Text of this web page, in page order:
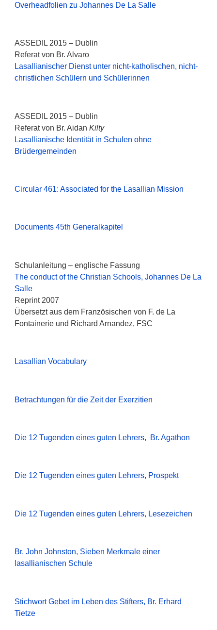
Overheadfolien zu Johannes De La Salle
ASSEDIL 2015 – Dublin
Referat von Br. Alvaro
Lasallianischer Dienst unter nicht-katholischen, nicht-
christlichen Schülern und Schülerinnen
ASSEDIL 2015 – Dublin
Referat von Br. Aidan Kilty
Lasallianische Identität in Schulen ohne
Brüdergemeinden
Circular 461: Associated for the Lasallian Mission
Documents 45th Generalkapitel
Schulanleitung – englische Fassung
The conduct of the Christian Schools, Johannes De La
Salle
Reprint 2007
Übersetzt aus dem Französischen von F. de La
Fontainerie und Richard Arnandez, FSC
Lasallian Vocabulary
Betrachtungen für die Zeit der Exerzitien
Die 12 Tugenden eines guten Lehrers, Br. Agathon
Die 12 Tugenden eines guten Lehrers, Prospekt
Die 12 Tugenden eines guten Lehrers, Lesezeichen
Br. John Johnston, Sieben Merkmale einer
lasallianischen Schule
Stichwort Gebet im Leben des Stifters, Br. Erhard
Tietze